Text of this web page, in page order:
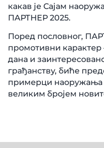
какав је Сајам
ПАРТНЕР 2025.
Поред пословног,
промотивни
дана и
грађанству, биће
примерци наоружања
великим бројем